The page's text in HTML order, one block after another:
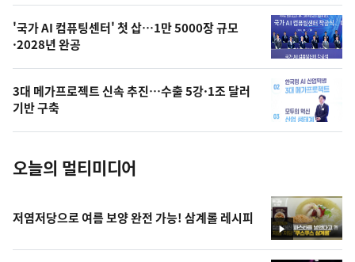
오
의
사
진
'국가 AI 컴퓨팅센터' 첫 삽…1만 5000장 규모
·2028년 완공
3대 메가프로젝트 신속 추진…수출 5강·1조 달러
기반 구축
오늘의 멀티미디어
영
상
저염저당으로 여름 보양 완전 가능! 삼계롤 레시피